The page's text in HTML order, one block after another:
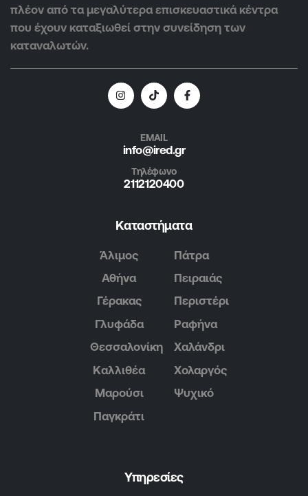
πλέον από τα μεγαλύτερα επισκευαστικά κέντρα
που έχουν καταξιωθεί στην συνείδηση των
καταναλωτών.
EMAIL
info@ired.gr
Τηλέφωνο
2112120400
Καταστήματα
Άλιμος
Αθήνα
Γέρακας
Γλυφάδα
Θεσσαλονίκη
Καλλιθέα
Μαρούσι
Παγκράτι
Πάτρα
Πειραιάς
Περιστέρι
Ραφήνα
Χαλάνδρι
Χολαργός
Ψυχικό
Υπηρεσίες